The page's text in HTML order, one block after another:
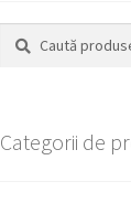
Caută
după:
Caută
Categorii de